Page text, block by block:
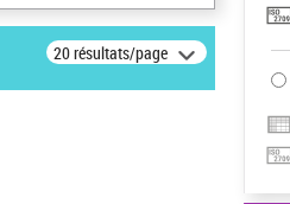
20 résultats/page